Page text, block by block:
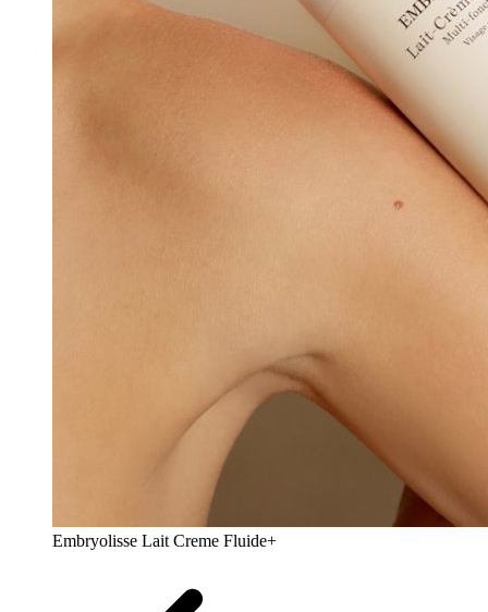
Embryolisse Lait Creme Fluide+